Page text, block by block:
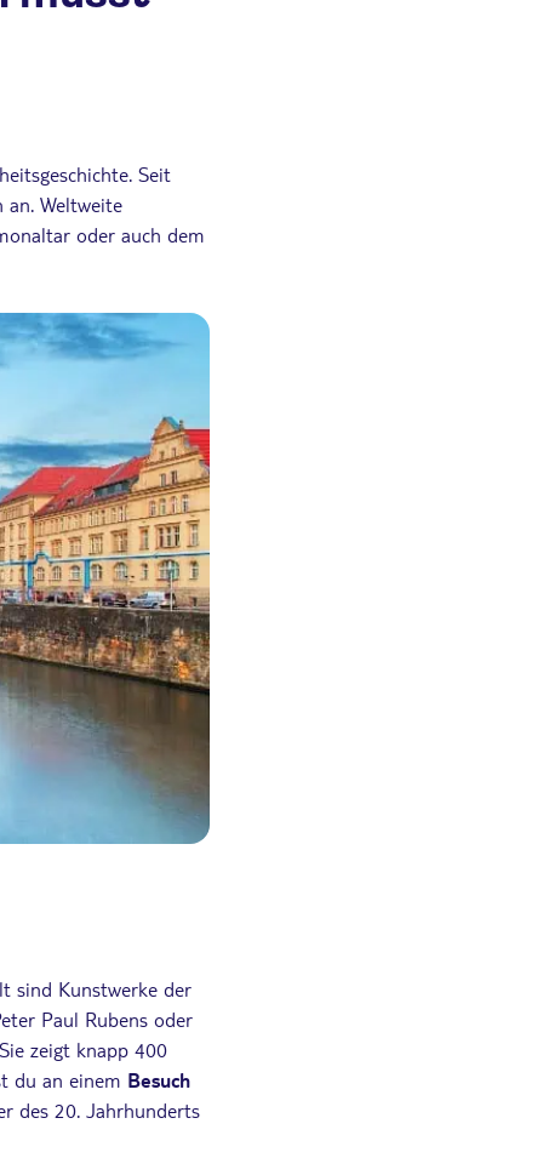
Seit
Weltweite
oder auch dem
sind Kunstwerke der
Paul Rubens oder
zeigt knapp 400
du an einem Besuch
des 20. Jahrhunderts